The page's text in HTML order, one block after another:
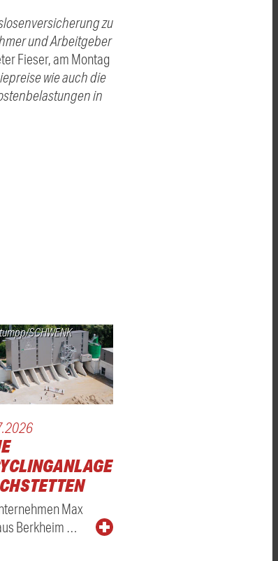
zu
und Arbeitgeber
Fieser, am Montag
wie auch die
in
SCHWENK
Max
Berkheim …